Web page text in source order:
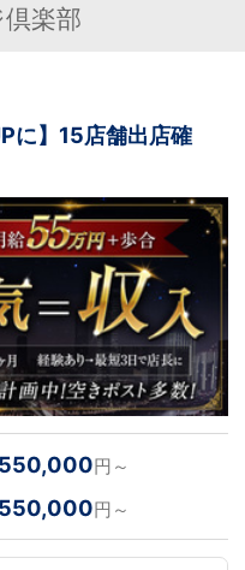
楽部
に】15店舗出店確
550,000円～
550,000円～